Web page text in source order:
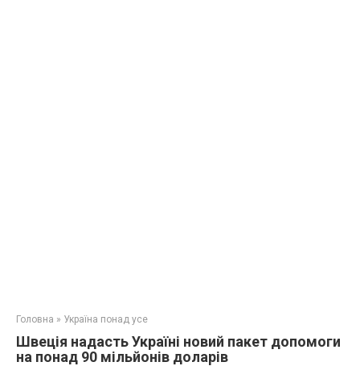
Головна » Україна понад усе
Швеція надасть Україні новий пакет допомоги
на понад 90 мільйонів доларів